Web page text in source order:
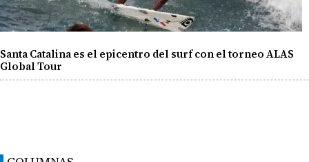
Santa Catalina es el epicentro del surf con el torneo ALAS
Global Tour